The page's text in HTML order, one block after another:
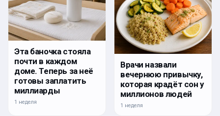
Эта баночка стояла
почти в каждом
доме. Теперь за неё
готовы заплатить
миллиарды
1 неделя
Врачи назвали
вечернюю привычку,
которая крадёт сон у
миллионов людей
1 неделя